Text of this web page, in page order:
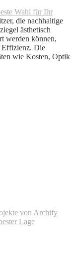
Wahl für Ihr
die nachhaltige
ästhetisch
werden können,
Effizienz. Die
wie Kosten, Optik
von Archify
Lage